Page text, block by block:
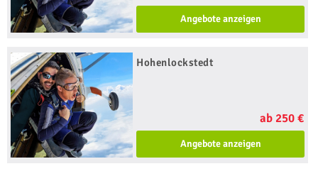
Angebote anzeigen
Hohenlockstedt
ab 250 €
Angebote anzeigen